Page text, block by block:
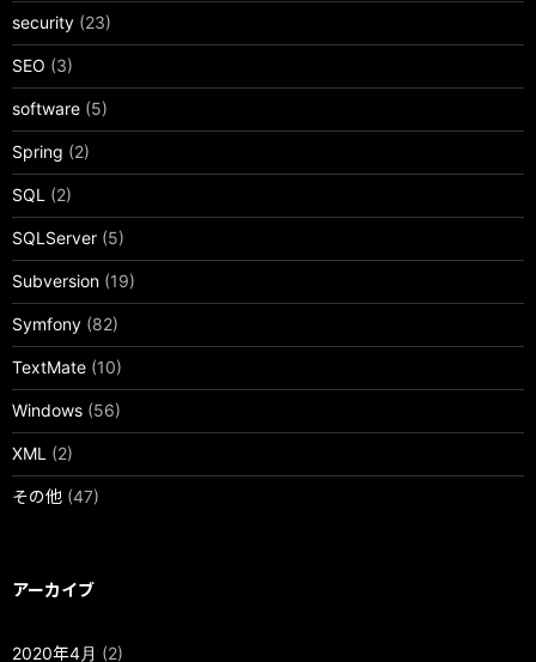
security (23)
SEO (3)
software (5)
Spring (2)
SQL (2)
SQLServer (5)
Subversion (19)
Symfony (82)
TextMate (10)
Windows (56)
XML (2)
その他 (47)
アーカイブ
2020年4月 (2)